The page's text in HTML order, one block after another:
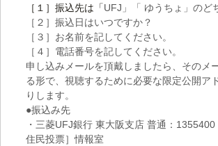
［１］振込先は「UFJ」「 ゆうちょ」のど
［２］振込日はいつですか？
［３］お名前を記してください。
［４］電話番号を記してください。
申し込みメールを頂戴しましたら、そのメ
る形で、視聴するために必要な限定公開ア
りします。
●振込み先
・三菱UFJ銀行 東大阪支店 普通：1355400
住民投票］情報室